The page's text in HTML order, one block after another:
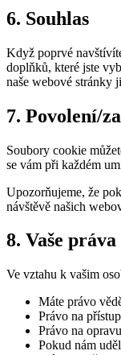
6. Souhlas
Když poprvé
doplňků, které jste
naše webové stránky
7. Povolení/
Soubory cookie
se vám při každém
Upozorňujeme, že
návštěvě našich
8. Vaše
Ve vztahu k vašim
Máte právo
Právo na
Právo na
Pokud nám